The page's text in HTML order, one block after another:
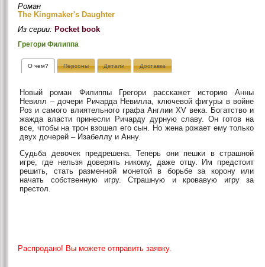
Роман
The Kingmaker's Daughter
Из серии: Pocket book
Грегори Филиппа
О чем? Персоны Детали Доставка
Новый роман Филиппы Грегори расскажет историю Анны
Невилл – дочери Ричарда Невилла, ключевой фигуры в войне
Роз и самого влиятельного графа Англии XV века. Богатство и
жажда власти принесли Ричарду дурную славу. Он готов на
все, чтобы на трон взошел его сын. Но жена рожает ему только
двух дочерей – Изабеллу и Анну.
Судьба девочек предрешена. Теперь они пешки в страшной
игре, где нельзя доверять никому, даже отцу. Им предстоит
решить, стать разменной монетой в борьбе за корону или
начать собственную игру. Страшную и кровавую игру за
престол.
Распродано! Вы можете отправить заявку.